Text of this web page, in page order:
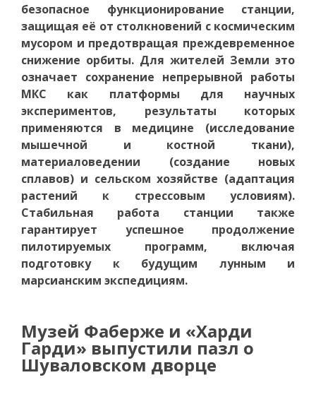
безопасное функционирование станции,
защищая её от столкновений с космическим
мусором и предотвращая преждевременное
снижение орбиты. Для жителей Земли это
означает сохранение непрерывной работы
МКС как платформы для научных
экспериментов, результаты которых
применяются в медицине (исследование
мышечной и костной ткани),
материаловедении (создание новых
сплавов) и сельском хозяйстве (адаптация
растений к стрессовым условиям).
Стабильная работа станции также
гарантирует успешное продолжение
пилотируемых программ, включая
подготовку к будущим лунным и
марсианским экспедициям.
Музей Фаберже и «Харди
Гарди» выпустили пазл о
Шуваловском дворце